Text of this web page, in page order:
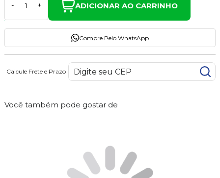
- + ADICIONAR AO CARRINHO
Compre Pelo WhatsApp
Calcule Frete e Prazo
Você também pode gostar de